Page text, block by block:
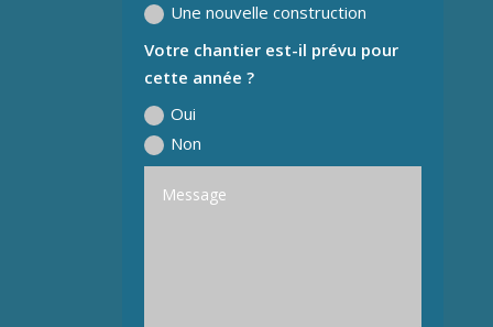
Une nouvelle construction
Votre chantier est-il prévu pour
cette année ?
Oui
Non